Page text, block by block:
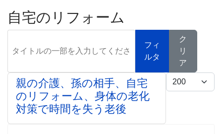
自宅のリフォーム
フィ
ルタ
ク
リ
ア
表示数
親の介護、孫の相手、自宅
のリフォーム、身体の老化
対策で時間を失う老後